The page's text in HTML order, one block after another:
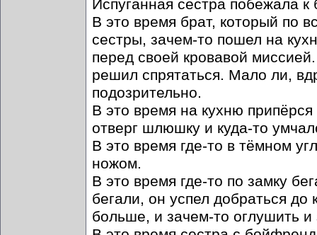
Испуганная сестра побежала
В это время брат, который по
сестры, зачем-то пошел на
перед своей кровавой
решил спрятаться. Мало ли,
подозрительно.
В это время на кухню
отверг шлюшку и куда-то
В это время где-то в тёмном
ножом.
В это время где-то по замку
бегали, он успел добраться
больше, и зачем-то оглушить